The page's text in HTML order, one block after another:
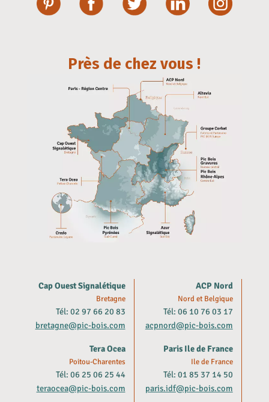
Près de chez vous !
Cap Ouest Signalétique
Bretagne
Tél: 02 97 66 20 83
bretagne@pic-bois.com
Tera Ocea
Poitou-Charentes
Tél: 06 25 06 25 44
teraocea@pic-bois.com
ACP Nord
Nord et Belgique
Tél: 06 10 76 03 17
acpnord@pic-bois.com
Paris Ile de France
Ile de France
Tél: 01 85 37 14 50
paris.idf@pic-bois.com